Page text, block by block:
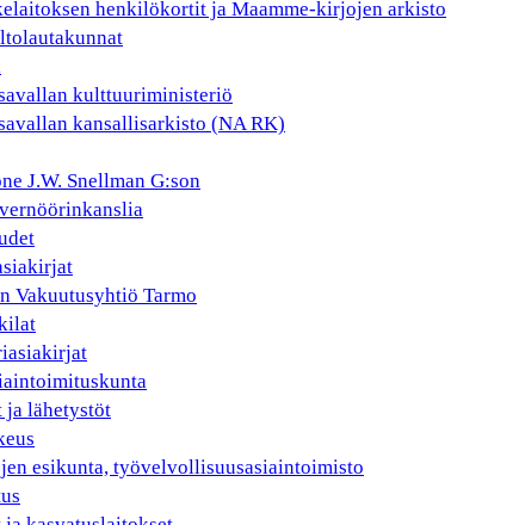
henkilökortit ja Maamme-kirjojen arkisto
kulttuuriministeriö
kansallisarkisto (NA RK)
J.W. Snellman G:son
Vakuutusyhtiö Tarmo
ja lähetystöt
esikunta, työvelvollisuusasiaintoimisto